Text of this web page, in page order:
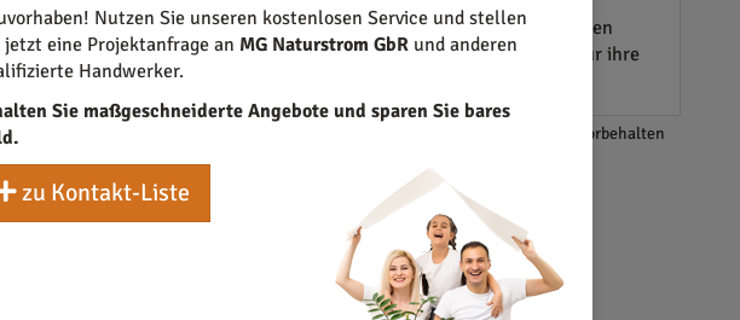
bringen. Während teuer nicht immer gleich hochwertig bedeutet, bieten
einholen, können sie sicher sein, die bestmögliche Entscheidung für ihre
*Änderungen und Irrtümer vorbehalten
Nutzen Sie unseren kostenlosen Service und stellen
jetzt eine Projektanfrage an MG Naturstrom GbR und anderen
Handwerker.
Sie maßgeschneiderte Angebote und sparen Sie bares
zu Kontakt-Liste